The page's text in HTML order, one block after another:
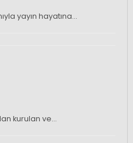
yayın hayatına…
kurulan ve…